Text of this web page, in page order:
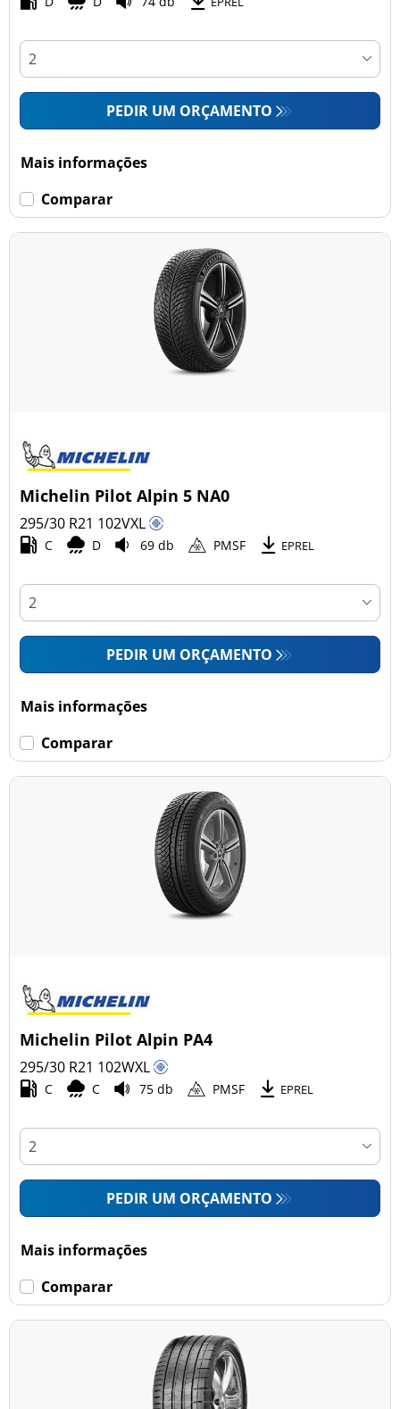
PEDIR UM ORÇAMENTO
Mais informações
Comparar
Michelin Pilot Alpin 5 NA0
295/30 R21 102VXL
C D 69 db PMSF EPREL
PEDIR UM ORÇAMENTO
Mais informações
Comparar
Michelin Pilot Alpin PA4
295/30 R21 102WXL
C C 75 db PMSF EPREL
PEDIR UM ORÇAMENTO
Mais informações
Comparar